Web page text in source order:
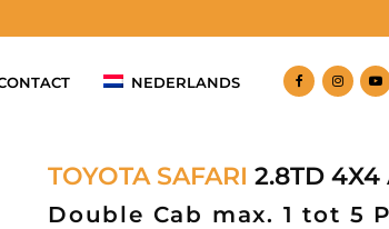
NEDERLANDS
TOYOTA SAFARI 2.8TD
Double Cab max. 1 tot 5